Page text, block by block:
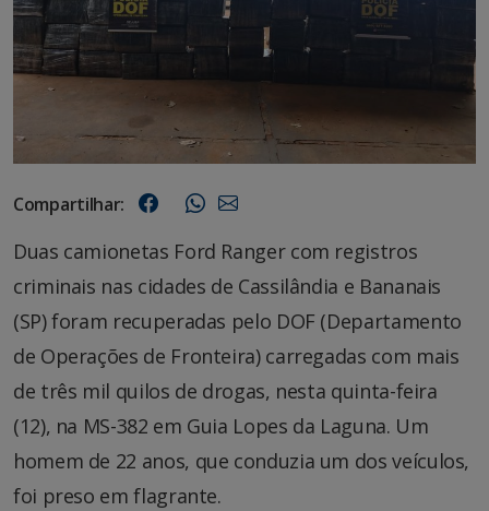
Compartilhar:
Duas camionetas Ford Ranger com registros
criminais nas cidades de Cassilândia e Bananais
(SP) foram recuperadas pelo DOF (Departamento
de Operações de Fronteira) carregadas com mais
de três mil quilos de drogas, nesta quinta-feira
(12), na MS-382 em Guia Lopes da Laguna. Um
homem de 22 anos, que conduzia um dos veículos,
foi preso em flagrante.